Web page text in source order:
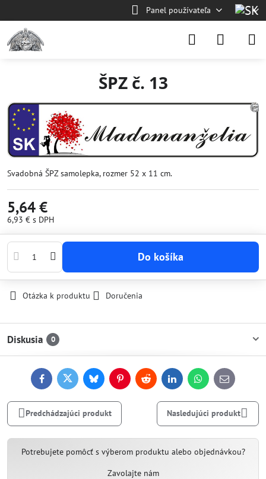
Panel používateľa
ŠPZ č. 13
Svadobná ŠPZ samolepka, rozmer 52 x 11 cm.
5,64 €
6,93 € s DPH
Do košíka
Otázka k produktu Doručenia
Diskusia 0
FacebookTwitterBlueskyPinterestReddit LinkedInWhatsApp
E-
mail
Predchádzajúci produkt Nasledujúci produkt
Potrebujete pomôcť s výberom produktu alebo objednávkou?
Zavolajte nám